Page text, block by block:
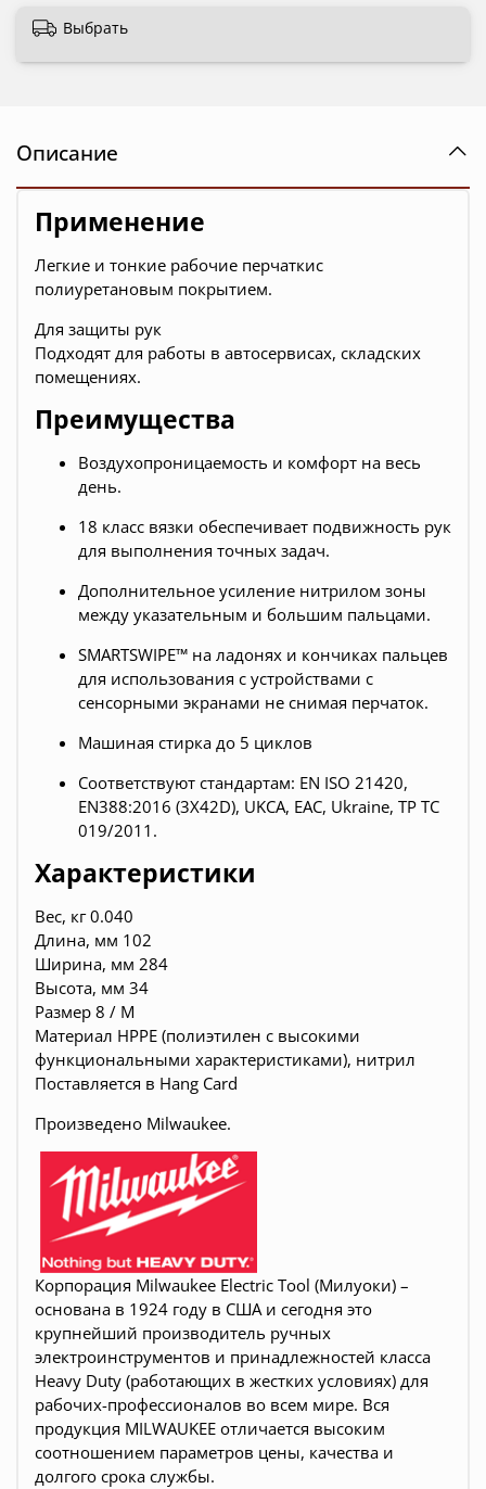
Выбрать
Описание
Применение
Легкие и тонкие рабочие перчаткис
полиуретановым покрытием.
Для защиты рук
Подходят для работы в автосервисах, складских
помещениях.
Преимущества
Воздухопроницаемость и комфорт на весь
день.
18 класс вязки обеспечивает подвижность рук
для выполнения точных задач.
Дополнительное усиление нитрилом зоны
между указательным и большим пальцами.
SMARTSWIPE™ на ладонях и кончиках пальцев
для использования с устройствами с
сенсорными экранами не снимая перчаток.
Машиная стирка до 5 циклов
Соответствуют стандартам: EN ISO 21420,
EN388:2016 (3X42D), UKCA, EAC, Ukraine, ТР ТС
019/2011.
Характеристики
Вес, кг 0.040
Длина, мм 102
Ширина, мм 284
Высота, мм 34
Размер 8 / M
Материал HPPE (полиэтилен с высокими
функциональными характеристиками), нитрил
Поставляется в Hang Card
Произведено Milwaukee.
Корпорация Milwaukee Electric Tool (Милуоки) –
основана в 1924 году в США и сегодня это
крупнейший производитель ручных
электроинструментов и принадлежностей класса
Heavy Duty (работающих в жестких условиях) для
рабочих-профессионалов во всем мире. Вся
продукция MILWAUKEE отличается высоким
соотношением параметров цены, качества и
долгого срока службы.